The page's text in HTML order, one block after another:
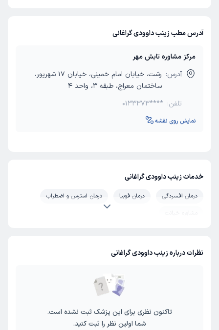
آدرس مطب زینب داوودی گراغانی
مرکز مشاوره تابش مهر
آدرس:
رشت، خیابان امام خمینی، خیابان 17 شهریور،
ساختمان معراج، طبقه 3، واحد 4
تلفن: 0133373****
نمایش روی نقشه
خدمات زینب داوودی گراغانی
درمان افسردگی درمان فوبیا
درمان استرس و اضطراب
مشاوره خیانت
نظرات درباره زینب داوودی گراغانی
تاکنون نظری برای این پزشک ثبت نشده است.
شما اولین نظر را ثبت کنید.